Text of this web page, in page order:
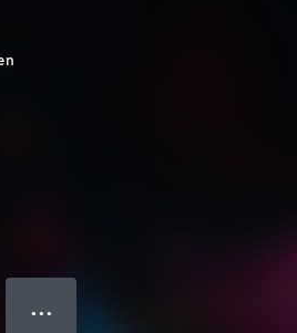
● ● ●